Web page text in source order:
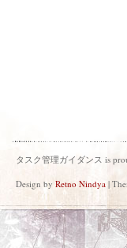
タスク管理ガイダンス is
Design by Retno Nindya |